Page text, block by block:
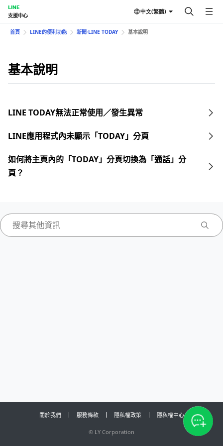
LINE
支援中心
中文(繁體)
首頁 LINE的便利功能 新聞⋅LINE TODAY 基本說明
基本說明
LINE TODAY無法正常使用／發生異常
LINE應用程式內未顯示「TODAY」分頁
如何將主頁內的「TODAY」分頁切換為「通話」分
頁？
關於我們 服務條款 隱私權政策 隱私權中心
© LY Corporation